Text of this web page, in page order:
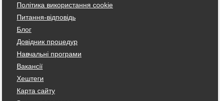
Політика використання cookie
Питання-відповідь
Блог
Довідник процедур
Навчальні програми
Вакансії
Хештеги
Карта сайту